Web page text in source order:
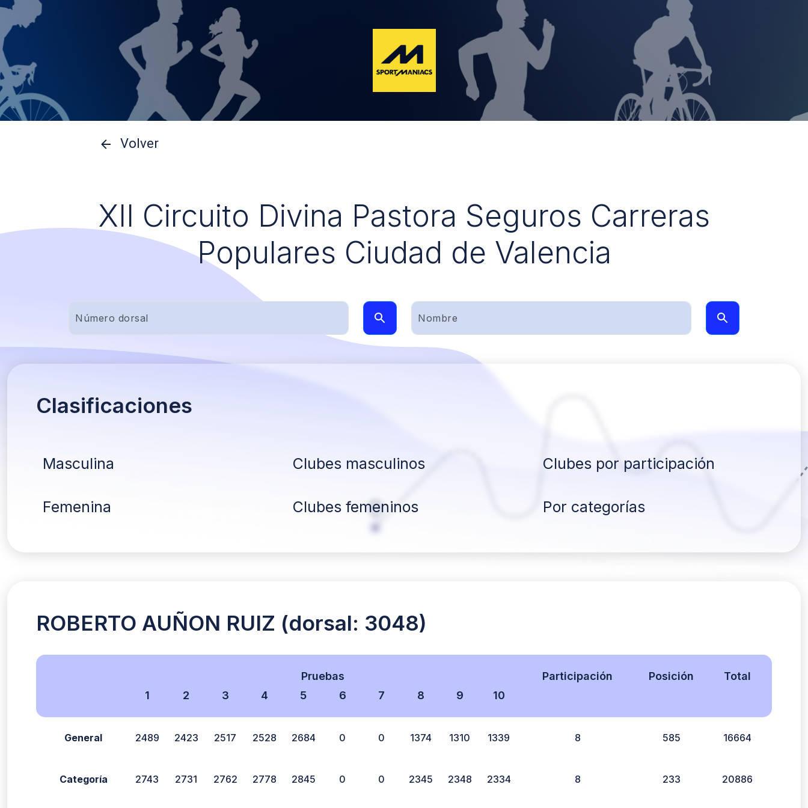
Volver
XII Circuito Divina Pastora Seguros Carreras
Populares Ciudad de Valencia
Clasificaciones
Masculina Clubes masculinos Clubes por participación
Femenina Clubes femeninos Por categorías
ROBERTO AUÑON RUIZ (dorsal: 3048)
Pruebas
1
2 3 4 5 6 7 8 9 10
Participación Posición Total
General 2489 2423 2517 2528 2684 0 0 1374 1310 1339 8 585 16664
Categoría 2743 2731 2762 2778 2845 0 0 2345 2348 2334 8 233 20886